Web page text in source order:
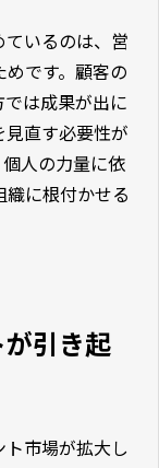
いるのは、営
です。顧客の
は成果が出に
直す必要性が
人の力量に依
に根付かせる
引き起
市場が拡大し